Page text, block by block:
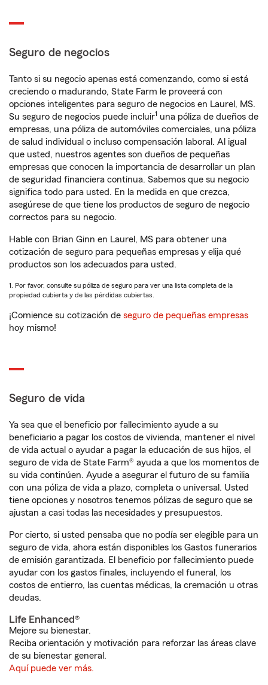
Seguro de negocios
Tanto si su negocio apenas está comenzando, como si está
creciendo o madurando, State Farm le proveerá con
opciones inteligentes para seguro de negocios en Laurel, MS.
Su seguro de negocios puede incluir1 una póliza de dueños de
empresas, una póliza de automóviles comerciales, una póliza
de salud individual o incluso compensación laboral. Al igual
que usted, nuestros agentes son dueños de pequeñas
empresas que conocen la importancia de desarrollar un plan
de seguridad financiera continua. Sabemos que su negocio
significa todo para usted. En la medida en que crezca,
asegúrese de que tiene los productos de seguro de negocio
correctos para su negocio.
Hable con Brian Ginn en Laurel, MS para obtener una
cotización de seguro para pequeñas empresas y elija qué
productos son los adecuados para usted.
1. Por favor, consulte su póliza de seguro para ver una lista completa de la
propiedad cubierta y de las pérdidas cubiertas.
¡Comience su cotización de seguro de pequeñas empresas
hoy mismo!
Seguro de vida
Ya sea que el beneficio por fallecimiento ayude a su
beneficiario a pagar los costos de vivienda, mantener el nivel
de vida actual o ayudar a pagar la educación de sus hijos, el
seguro de vida de State Farm® ayuda a que los momentos de
su vida continúen. Ayude a asegurar el futuro de su familia
con una póliza de vida a plazo, completa o universal. Usted
tiene opciones y nosotros tenemos pólizas de seguro que se
ajustan a casi todas las necesidades y presupuestos.
Por cierto, si usted pensaba que no podía ser elegible para un
seguro de vida, ahora están disponibles los Gastos funerarios
de emisión garantizada. El beneficio por fallecimiento puede
ayudar con los gastos finales, incluyendo el funeral, los
costos de entierro, las cuentas médicas, la cremación u otras
deudas.
Life Enhanced®
Mejore su bienestar.
Reciba orientación y motivación para reforzar las áreas clave
de su bienestar general.
Aquí puede ver más.